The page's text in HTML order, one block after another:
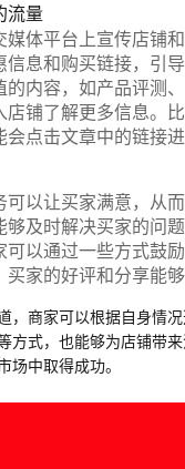
流量
媒体平台上宣传店铺
息和购买链接，引
的内容，如产品评测
铺了解更多信息。
点击文章中的链接
可以让买家满意，从
及时解决买家的问
可以通过一些方式鼓
家的好评和分享能
，商家可以根据自身情
方式，也能够为店铺带
场中取得成功。